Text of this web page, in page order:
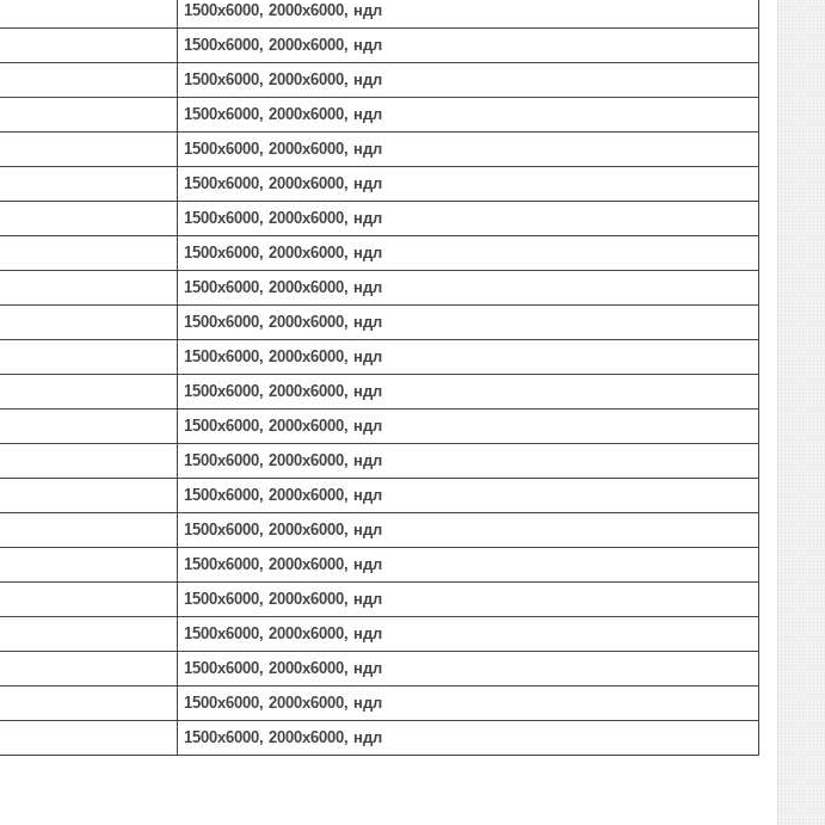
1500х6000, 2000х6000, ндл
1500х6000, 2000х6000, ндл
1500х6000, 2000х6000, ндл
1500х6000, 2000х6000, ндл
1500х6000, 2000х6000, ндл
1500х6000, 2000х6000, ндл
1500х6000, 2000х6000, ндл
1500х6000, 2000х6000, ндл
1500х6000, 2000х6000, ндл
1500х6000, 2000х6000, ндл
1500х6000, 2000х6000, ндл
1500х6000, 2000х6000, ндл
1500х6000, 2000х6000, ндл
1500х6000, 2000х6000, ндл
1500х6000, 2000х6000, ндл
1500х6000, 2000х6000, ндл
1500х6000, 2000х6000, ндл
1500х6000, 2000х6000, ндл
1500х6000, 2000х6000, ндл
1500х6000, 2000х6000, ндл
1500х6000, 2000х6000, ндл
1500х6000, 2000х6000, ндл